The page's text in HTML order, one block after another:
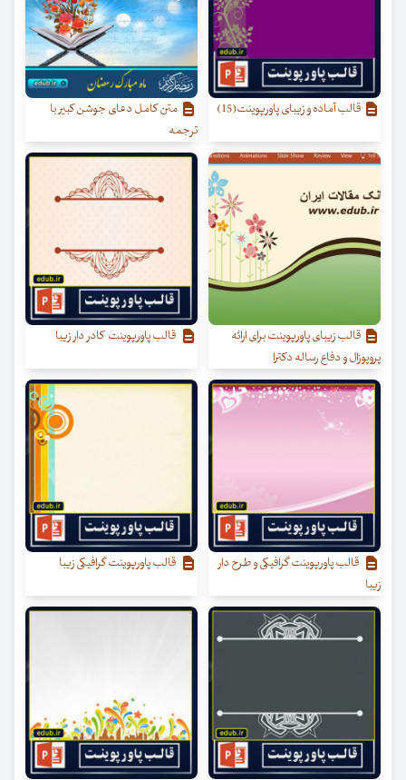
قالب آماده و زیبای پاورپوینت(15)
متن کامل دعای جوشن کبیر با
ترجمه
قالب زیبای پاورپوینت برای ارائه
پروپوزال و دفاع رساله دکترا
قالب پاورپوینت کادر دار زیبا
قالب پاورپوینت گرافیکی و طرح دار
زیبا
قالب پاورپوینت گرافیکی زیبا